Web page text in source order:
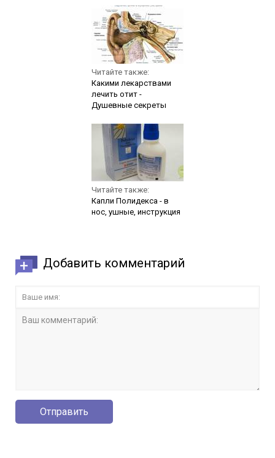
Читайте также:
Какими лекарствами
лечить отит -
Душевные секреты
Читайте также:
Капли Полидекса - в
нос, ушные, инструкция
Добавить комментарий